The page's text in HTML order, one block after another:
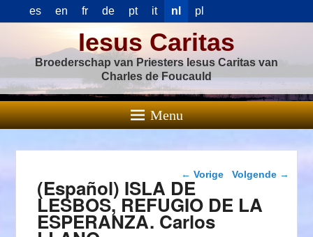
es en fr de pt it nl pl
Iesus Caritas
Broederschap van Priesters Iesus Caritas van
Charles de Foucauld
Menu
Berichtnavigatie
← Vorige Volgende →
(Español) ISLA DE
LESBOS, REFUGIO DE LA
ESPERANZA. Carlos